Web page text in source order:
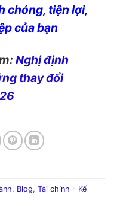
chóng, tiện lợi,
của bạn
Nghị định
thay đổi
, Blog, Tài chính - Kế